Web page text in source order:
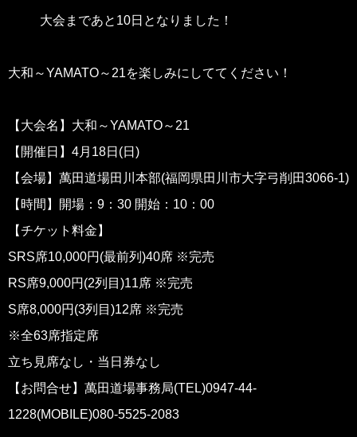
大会まであと10日となりました！
大和～YAMATO～21を楽しみにしててください！
【大会名】大和～YAMATO～21
【開催日】4月18日(日)
【会場】萬田道場田川本部(福岡県田川市大字弓削田3066-1)
【時間】開場：9：30 開始：10：00
【チケット料金】
SRS席10,000円(最前列)40席 ※完売
RS席9,000円(2列目)11席 ※完売
S席8,000円(3列目)12席 ※完売
※全63席指定席
立ち見席なし・当日券なし
【お問合せ】萬田道場事務局(TEL)0947-44-
1228(MOBILE)080-5525-2083